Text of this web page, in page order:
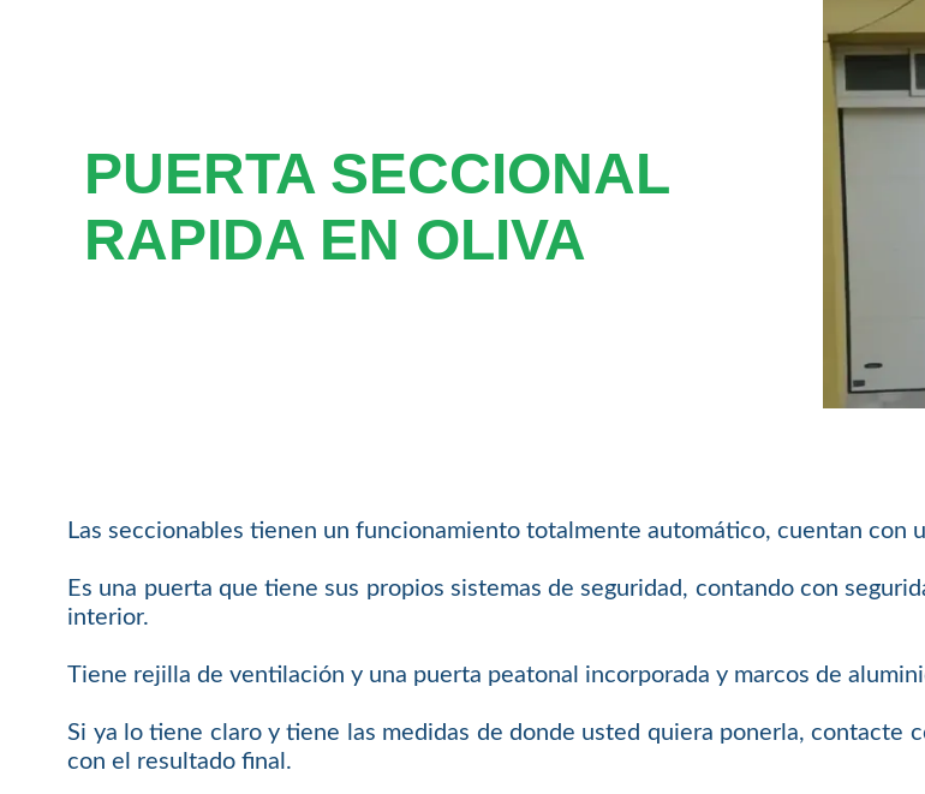
PUERTA SECCIONAL
RAPIDA EN OLIVA
Las seccionables tienen un funcionamiento totalmente automático, cuentan con
Es una puerta que tiene sus propios sistemas de seguridad, contando con
interior.
Tiene rejilla de ventilación y una puerta peatonal incorporada y marcos de
Si ya lo tiene claro y tiene las medidas de donde usted quiera ponerla, contacte
con el resultado final.